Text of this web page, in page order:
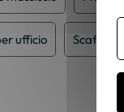
ufficio Scaffale